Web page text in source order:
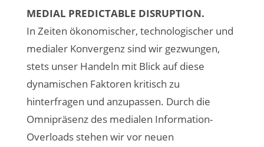
MEDIAL PREDICTABLE DISRUPTION.
In Zeiten ökonomischer, technologischer und
medialer Konvergenz sind wir gezwungen,
stets unser Handeln mit Blick auf diese
dynamischen Faktoren kritisch zu
hinterfragen und anzupassen. Durch die
Omnipräsenz des medialen Information-
Overloads stehen wir vor neuen